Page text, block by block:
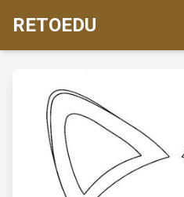
RETOEDU